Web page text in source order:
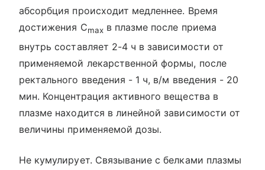
абсорбция происходит медленнее. Время
достижения Сmaxв плазме после приема
внутрь составляет 2-4 ч в зависимости от
применяемой лекарственной формы, после
ректального введения - 1 ч, в/м введения - 20
мин. Концентрация активного вещества в
плазме находится в линейной зависимости от
величины применяемой дозы.
Не кумулирует. Связывание с белками плазмы